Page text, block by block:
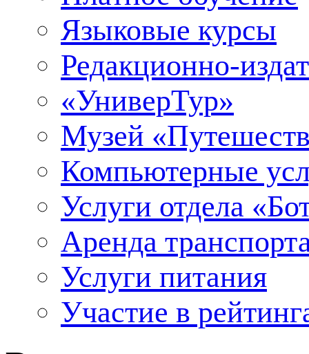
Языковые курсы
Редакционно-
«УниверТур»
Музей
Компьютерные
Услуги отдела
Аренда
Услуги питания
Участие в